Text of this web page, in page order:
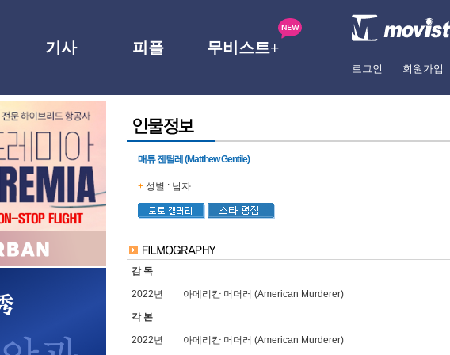
기사 피플 무비스트+
로그인 회원가입
매튜 젠틸레 (Matthew Gentile)
+성별 : 남자
감 독
2022년 아메리칸 머더러 (American Murderer)
각 본
2022년 아메리칸 머더러 (American Murderer)